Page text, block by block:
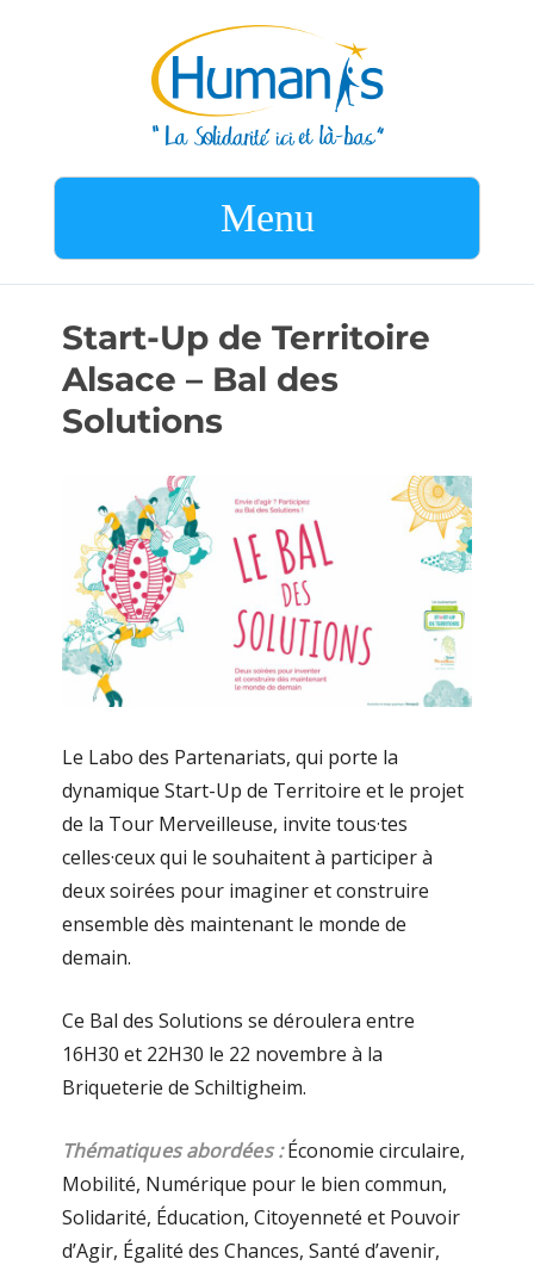
Menu
Start-Up de Territoire
Alsace – Bal des
Solutions
Le Labo des Partenariats, qui porte la
dynamique Start-Up de Territoire et le projet
de la Tour Merveilleuse, invite tous·tes
celles·ceux qui le souhaitent à participer à
deux soirées pour imaginer et construire
ensemble dès maintenant le monde de
demain.
Ce Bal des Solutions se déroulera entre
16H30 et 22H30 le 22 novembre à la
Briqueterie de Schiltigheim.
Thématiques abordées :Économie circulaire,
Mobilité, Numérique pour le bien commun,
Solidarité, Éducation, Citoyenneté et Pouvoir
d’Agir, Égalité des Chances, Santé d’avenir,